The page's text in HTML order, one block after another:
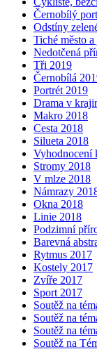
Černobílý
Odstíny
Tiché město
Nedotčená
Tři 2019
Černobílá
Portrét 2019
Drama v
Makro 2018
Cesta 2018
Silueta 2018
Vyhodnocení
Stromy 2018
V mlze 2018
Námrazy
Okna 2018
Linie 2018
Podzimní
Barevná
Rytmus 2017
Kostely 2017
Zvíře 2017
Sport 2017
Soutěž na
Soutěž na
Soutěž na
Soutěž na